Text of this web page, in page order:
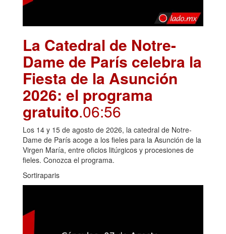
La Catedral de Notre-
Dame de París celebra la
Fiesta de la Asunción
2026: el programa
gratuito.06:56
Los 14 y 15 de agosto de 2026, la catedral de Notre-
Dame de París acoge a los fieles para la Asunción de la
Virgen María, entre oficios litúrgicos y procesiones de
fieles. Conozca el programa.
Sortiraparis